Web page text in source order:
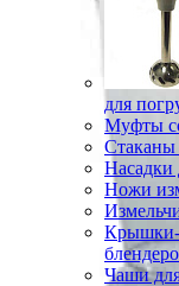
для
Муфты
Стаканы
Насадки
Ножи
Крышки-
Чаши